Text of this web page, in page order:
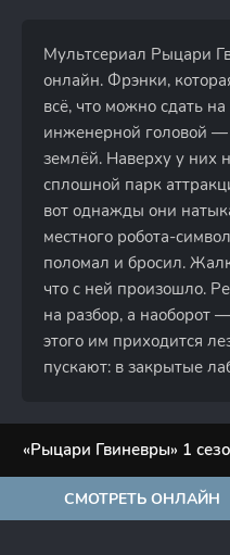
Мультсериал Рыцари
онлайн. Фрэнки,
всё, что можно сдать
инженерной головой
землёй. Наверху у них
сплошной парк
вот однажды они
местного робота-
поломал и бросил.
что с ней произошло.
на разбор, а наоборот
этого им приходится
пускают: в закрытые
«Рыцари Гвиневры» 1
СМОТРЕТЬ ОНЛАЙН